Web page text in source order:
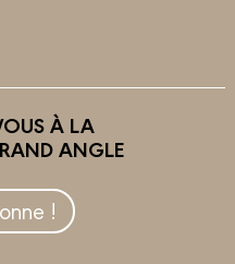
À LA
ANGLE
!